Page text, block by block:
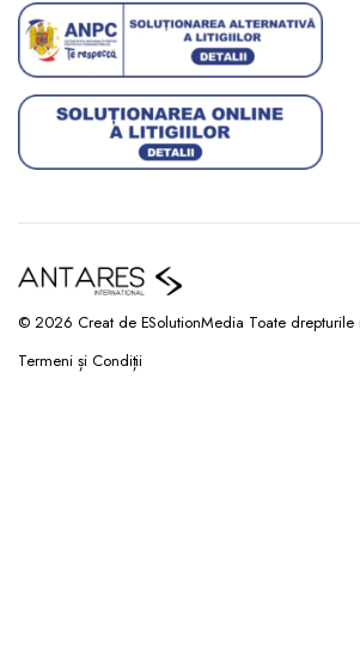
© 2026 Creat de ESolutionMedia Toate drepturile
Termeni și Condiții